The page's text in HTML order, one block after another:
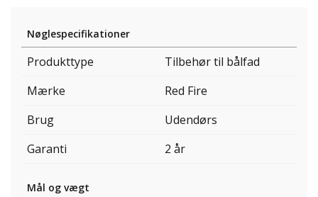
Nøglespecifikationer
Produkttype
Tilbehør til bålfad
Mærke
Red Fire
Brug
Udendørs
Garanti
2 år
Mål og vægt